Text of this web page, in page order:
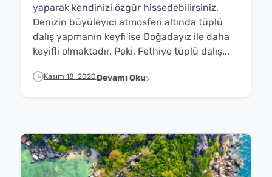
yaparak kendinizi özgür hissedebilirsiniz.
Denizin büyüleyici atmosferi altında tüplü
dalış yapmanın keyfi ise Doğadayız ile daha
keyifli olmaktadır. Peki, Fethiye tüplü dalış...
Kasım 18, 2020 Devamı Oku